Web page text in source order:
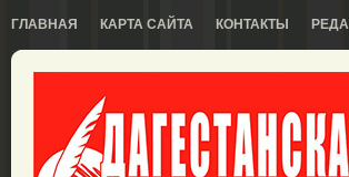
ГЛАВНАЯ КАРТА САЙТА КОНТАКТЫ